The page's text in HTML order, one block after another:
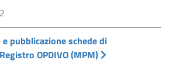
pubblicazione schede di
OPDIVO (MPM)